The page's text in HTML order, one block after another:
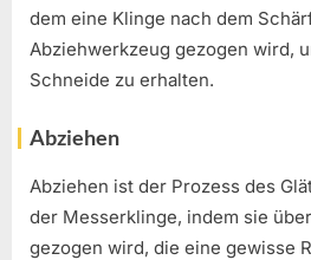
dem eine Klinge nach dem
Abziehwerkzeug gezogen wird,
Schneide zu erhalten.
Abziehen
Abziehen ist der Prozess des
der Messerklinge, indem sie
gezogen wird, die eine gewisse